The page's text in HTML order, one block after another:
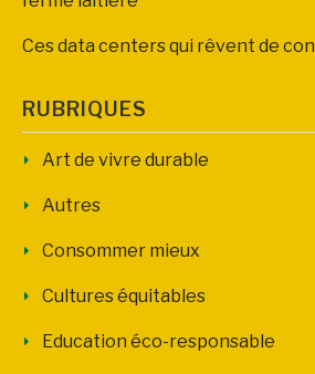
Ces data centers qui rêvent de
RUBRIQUES
Art de vivre durable
Autres
Consommer mieux
Cultures équitables
Education éco-responsable